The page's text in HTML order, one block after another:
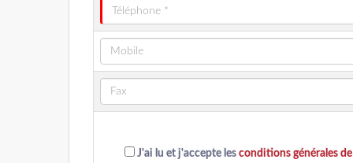
J'ai lu et j'accepte les conditions générales